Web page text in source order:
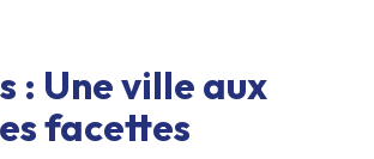
: Une ville aux
facettes